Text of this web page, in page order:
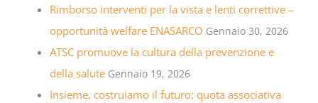
Rimborso interventi per la vista e lenti correttive –
opportunità welfare ENASARCO Gennaio 30, 2026
ATSC promuove la cultura della prevenzione e
della salute Gennaio 19, 2026
Insieme, costruiamo il futuro: quota associativa